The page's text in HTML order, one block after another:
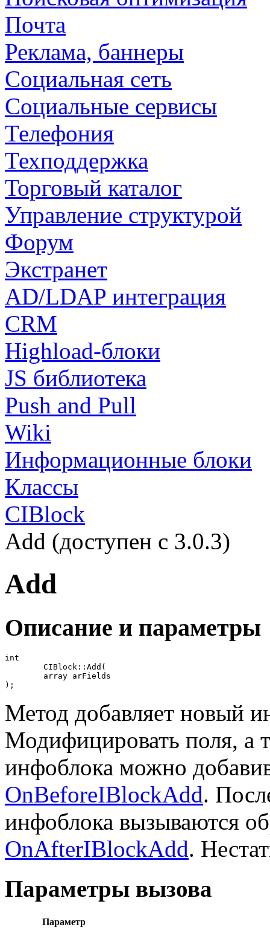
Почта
Реклама, баннеры
Социальная сеть
Социальные сервисы
Телефония
Техподдержка
Торговый каталог
Управление структурой
Форум
Экстранет
AD/LDAP интеграция
CRM
Highload-блоки
JS библиотека
Push and Pull
Wiki
Информационные блоки
Классы
CIBlock
Add (доступен с 3.0.3)
Add
Описание и параметры
int
);
Метод добавляет новый
Модифицировать поля, а
инфоблока можно
OnBeforeIBlockAdd.
инфоблока вызываются
OnAfterIBlockAdd.
Параметры вызова
Параметр